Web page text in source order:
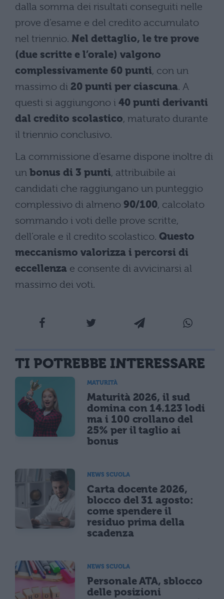
dalla somma dei risultati conseguiti nelle
prove d’esame e del credito accumulato
nel triennio. Nel dettaglio, le tre prove
(due scritte e l’orale) valgono
complessivamente 60 punti, con un
massimo di 20 punti per ciascuna. A
questi si aggiungono i 40 punti derivanti
dal credito scolastico, maturato durante
il triennio conclusivo.
La commissione d’esame dispone inoltre di
un bonus di 3 punti, attribuibile ai
candidati che raggiungano un punteggio
complessivo di almeno 90/100, calcolato
sommando i voti delle prove scritte,
dell’orale e il credito scolastico. Questo
meccanismo valorizza i percorsi di
eccellenza e consente di avvicinarsi al
massimo dei voti.
TI POTREBBE INTERESSARE
MATURITÀ
Maturità 2026, il sud
domina con 14.123 lodi
ma i 100 crollano del
25% per il taglio ai
bonus
NEWS SCUOLA
Carta docente 2026,
blocco del 31 agosto:
come spendere il
residuo prima della
scadenza
NEWS SCUOLA
Personale ATA, sblocco
delle posizioni